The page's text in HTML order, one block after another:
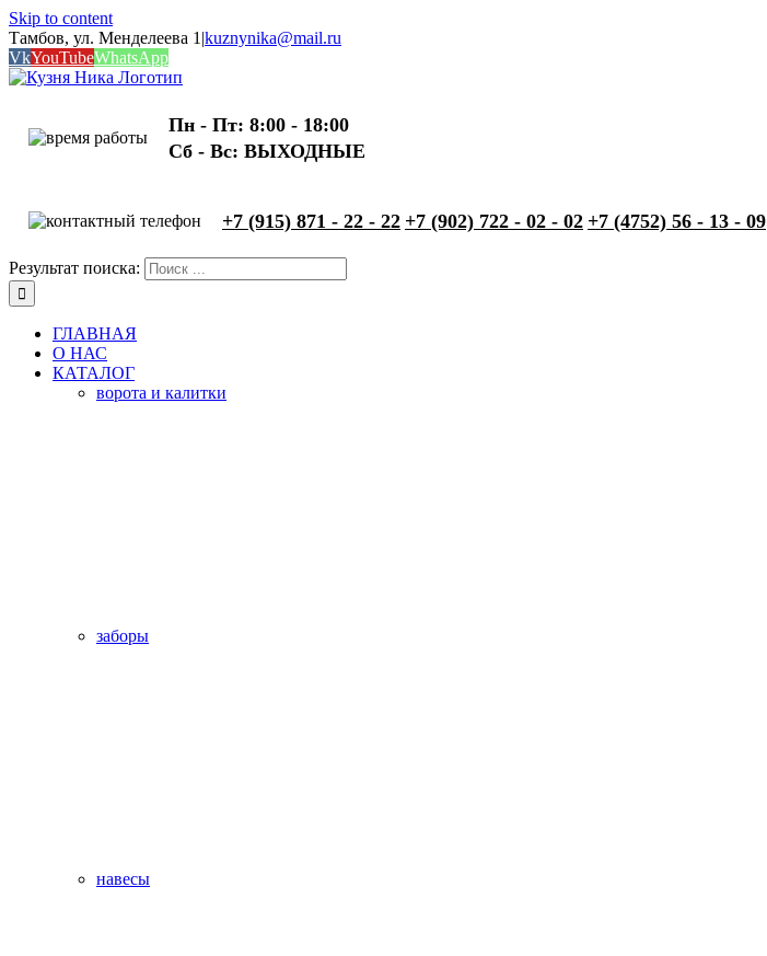
Skip to content
Тамбов, ул. Менделеева 1 |kuznynika@mail.ru
VkYouTubeWhatsApp
Пн - Пт: 8:00 - 18:00
Сб - Вс: ВЫХОДНЫЕ
+7 (915) 871 - 22 - 22 +7 (902) 722 - 02 - 02 +7 (4752) 56 - 13 - 09
Результат поиска:
ГЛАВНАЯ
О НАС
КАТАЛОГ
ворота и калитки
заборы
навесы